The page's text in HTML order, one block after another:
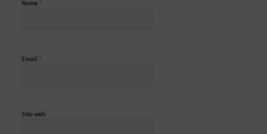
Nome *
Email *
Sito web